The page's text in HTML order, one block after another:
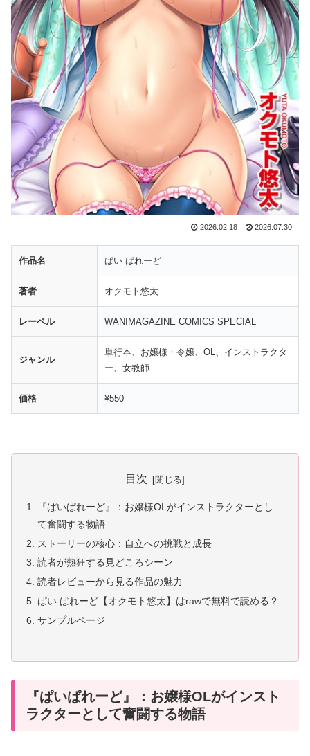
2026.02.18 2026.07.30
作品名 ぱい ぱれーど
著者 オクモト悠太
レーベル WANIMAGAZINE COMICS SPECIAL
ジャンル
単行本、お嬢様・令嬢、OL、インストラクタ
ー、女教師
価格 ¥550
目次
『ぱいぱれーど』：お嬢様OLがインストラクターとし
て奮闘する物語
ストーリーの核心：自立への挑戦と成長
読者が熱狂する見どころシーン
読者レビューから見る作品の魅力
ぱい ぱれーど【オクモト悠太】はrawで無料で読める？
サンプルページ
『ぱいぱれーど』：お嬢様OLがインスト
ラクターとして奮闘する物語